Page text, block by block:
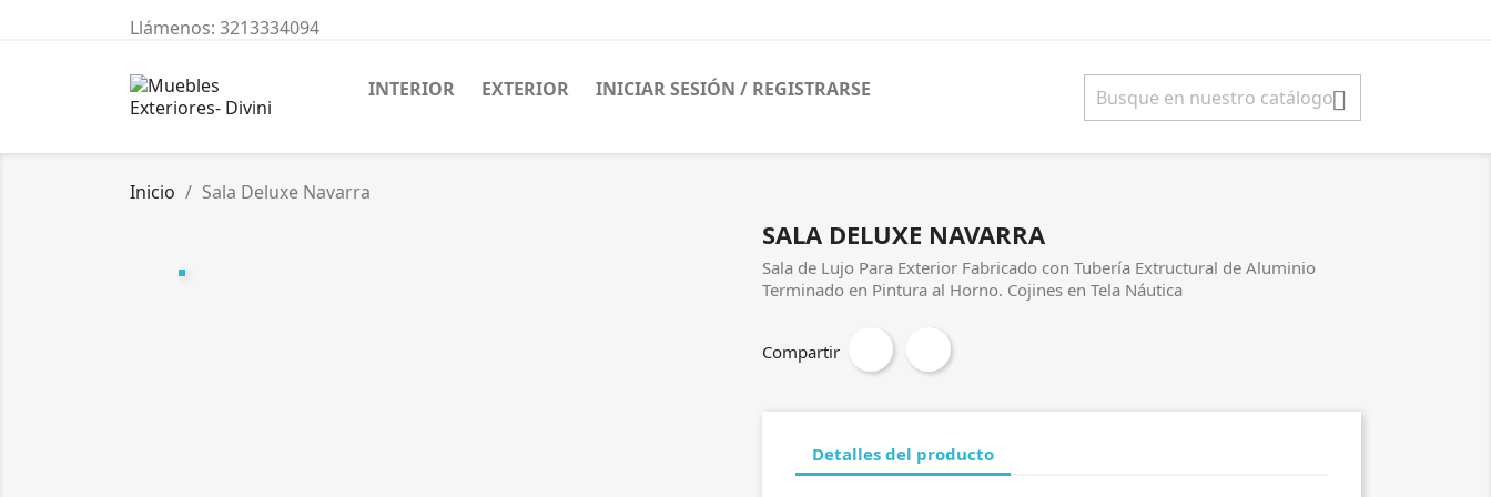
Llámenos: 3213334094
INTERIOR EXTERIOR INICIAR SESIÓN / REGISTRARSE 
Inicio Sala Deluxe Navarra
SALA DELUXE NAVARRA
Sala de Lujo Para Exterior Fabricado con Tubería Extructural de Aluminio
Terminado en Pintura al Horno. Cojines en Tela Náutica
Compartir
Detalles del producto